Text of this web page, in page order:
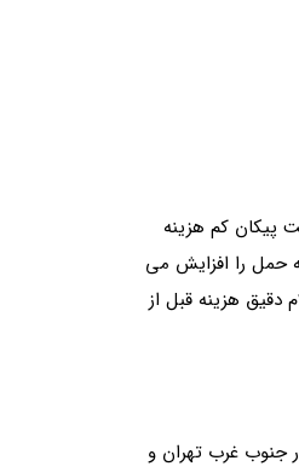
پیکان کم هزینه
حمل را افزایش می
دقیق هزینه قبل از
جنوب‌ غرب تهران و